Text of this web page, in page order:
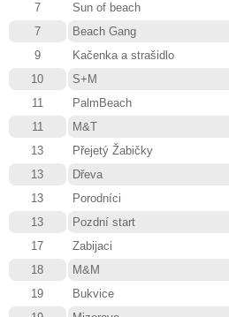
7
Sun of beach
7
Beach Gang
9
Kačenka a strašidlo
10
S+M
11
PalmBeach
11
M&T
13
Přejetý Žabičky
13
Dřeva
13
Porodníci
13
Pozdní start
17
Zabijaci
18
M&M
19
Bukvice